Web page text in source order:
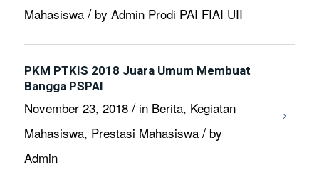
Mahasiswa / by Admin Prodi PAI FIAI UII
PKM PTKIS 2018 Juara Umum Membuat
Bangga PSPAI
November 23, 2018 / in Berita, Kegiatan
Mahasiswa, Prestasi Mahasiswa / by
Admin